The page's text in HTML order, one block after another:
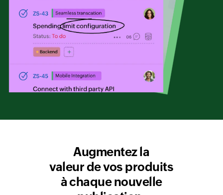
Augmentez la
valeur de vos produits
à chaque nouvelle